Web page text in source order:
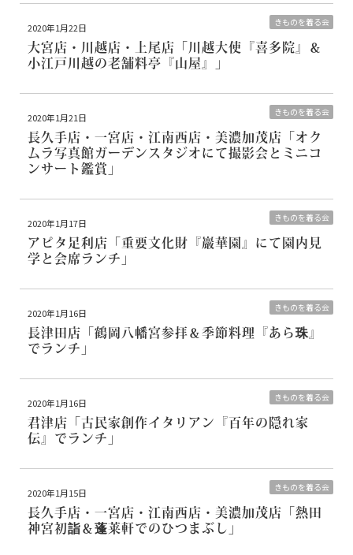
きものを着る会
2020年1月22日
大宮店・川越店・上尾店 「川越大使『喜多院』＆
小江戸川越の老舗料亭『山屋』」
きものを着る会
2020年1月21日
長久手店・一宮店・江南西店・美濃加茂店 「オク
ムラ写真館ガーデンスタジオにて撮影会とミニコ
ンサート鑑賞」
きものを着る会
2020年1月17日
アピタ足利店 「重要文化財『巖華園』にて園内見
学と会席ランチ」
きものを着る会
2020年1月16日
長津田店 「鶴岡八幡宮参拝＆季節料理『あら珠』
でランチ」
きものを着る会
2020年1月16日
君津店 「古民家創作イタリアン『百年の隠れ家
伝』でランチ」
きものを着る会
2020年1月15日
長久手店・一宮店・江南西店・美濃加茂店 「熱田
神宮初詣＆蓬莱軒でのひつまぶし」